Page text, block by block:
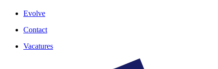
Evolve
Contact
Vacatures